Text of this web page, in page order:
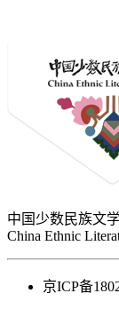
中国少数民族文
China Ethnic
京ICP备